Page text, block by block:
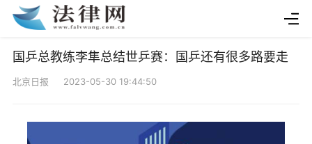
国乒总教练李隼总结世乒赛：国乒还有很多路要走
北京日报 2023-05-30 19:44:50